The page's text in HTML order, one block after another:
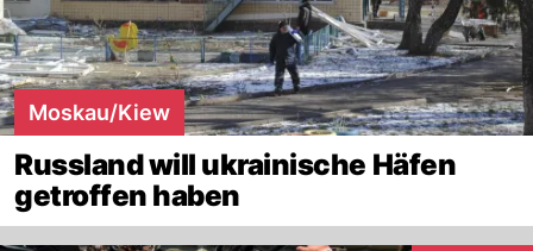
Moskau/Kiew
Russland will ukrainische Häfen
getroffen haben